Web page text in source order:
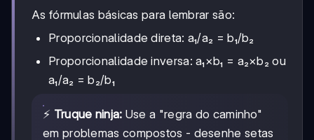
As fórmulas básicas para lembrar são:
Proporcionalidade direta: a₁/a₂ = b₁/b₂
Proporcionalidade inversa: a₁×b₁ = a₂×b₂ ou
a₁/a₂ = b₂/b₁
⚡ Truque ninja: Use a "regra do caminho"
em problemas compostos - desenhe setas